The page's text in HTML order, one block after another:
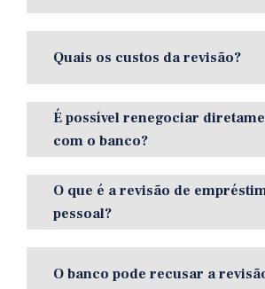
Quais os custos da revisão?
É possível renegociar
com o banco?
O que é a revisão de
pessoal?
O banco pode recusar a